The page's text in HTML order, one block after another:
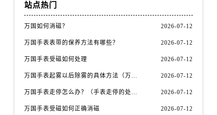
江苏省南京市秦淮区中山南路1号南京中心22层22-C1-C3室万国售后服务中心（需提前预约）
江苏省泰州市海陵区永定东路399号置地商务中心东塔（华润万象城）17层1706室万国售后服务中心（需提前预约）
站点热门
万国如何消磁？ 2026-07-12
万国手表表带的保养方法有哪些？ 2026-07-12
万国手表受磁如何处理 2026-07-12
万国手表起雾以后除雾的具体方法（万国手表起雾解决办法） 2026-07-12
万国手表走停怎么办？（手表走停的处理方法） 2026-07-12
万国手表受磁如何正确消磁 2026-07-12